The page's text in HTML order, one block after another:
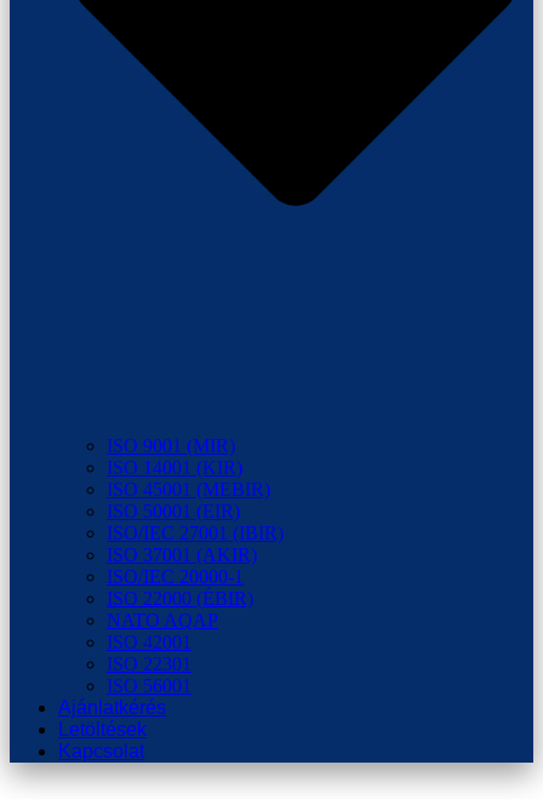
ISO 9001 (MIR)
ISO 14001 (KIR)
ISO 45001 (MEBIR)
ISO 50001 (EIR)
ISO/IEC 27001 (IBIR)
ISO 37001 (AKIR)
ISO/IEC 20000-1
ISO 22000 (ÉBIR)
NATO AQAP
ISO 42001
ISO 22301
ISO 56001
Ajánlatkérés
Letöltések
Kapcsolat